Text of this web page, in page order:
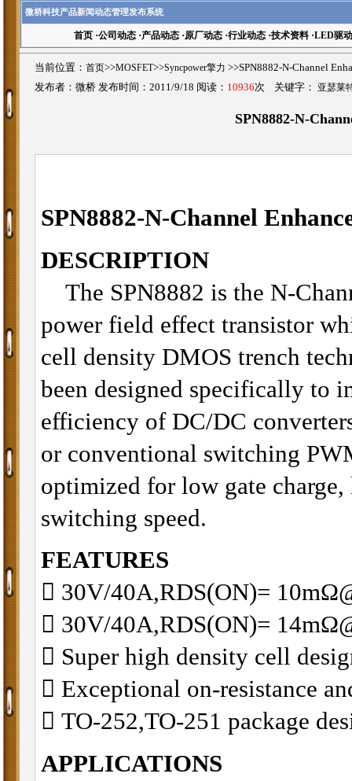
微桥科技产品新闻动态管理发布系统
首页·公司动态·产品动态·原厂动态·行业动态·技术资料·LED驱动
当前位置： 首页>>MOSFET>>Syncpower擎力 >>SPN8882-N-Channel
发布者：微桥 发布时间：2011/9/18 阅读： 10936次 关键字： 亚瑟莱
SPN8882-N-
SPN8882-N-Channel
DESCRIPTION
The SPN8882 is the N-
power field effect transistor
cell density DMOS trench
been designed specifically to
efficiency of DC/DC
or conventional switching
optimized for low gate
switching speed.
FEATURES
􀂋 30V/40A,RDS(ON)=
􀂋 30V/40A,RDS(ON)=
􀂋 Super high density cell
􀂋 Exceptional on-resistance
􀂋 TO-252,TO-251 package
APPLICATIONS